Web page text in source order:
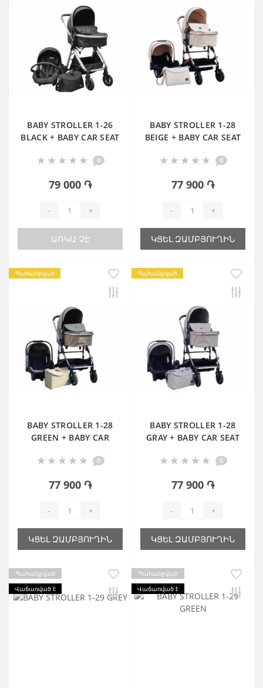
BABY STROLLER 1-26
BLACK + BABY CAR SEAT
0
79 000 ֏
- +
ԱՌԿԱ ՉԷ
BABY STROLLER 1-28
BEIGE + BABY CAR SEAT
0
77 900 ֏
- +
ԿՑԵԼ ԶԱՄԲՅՈՒՂԻՆ
Պահանջված
BABY STROLLER 1-28
GREEN + BABY CAR
0
77 900 ֏
- +
ԿՑԵԼ ԶԱՄԲՅՈՒՂԻՆ
Պահանջված
BABY STROLLER 1-28
GRAY + BABY CAR SEAT
0
77 900 ֏
- +
ԿՑԵԼ ԶԱՄԲՅՈՒՂԻՆ
Պահանջված
Վաճառված է
Պահանջված
Վաճառված է